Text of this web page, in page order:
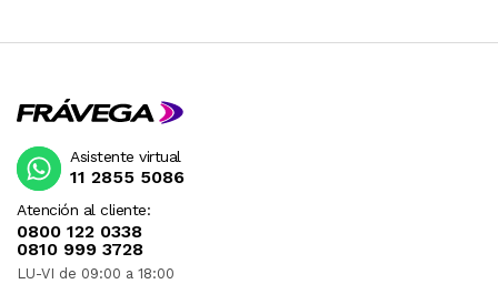
Atención al cliente:
0800 122 0338
0810 999 3728
LU-VI de 09:00 a 18:00
Asistente virtual
11 2855 5086